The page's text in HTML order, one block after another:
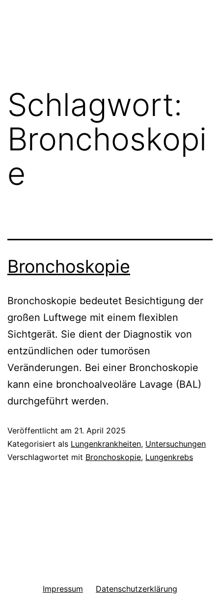
Schlagwort:
Bronchoskopi
e
Bronchoskopie
Bronchoskopie bedeutet Besichtigung der
großen Luftwege mit einem flexiblen
Sichtgerät. Sie dient der Diagnostik von
entzündlichen oder tumorösen
Veränderungen. Bei einer Bronchoskopie
kann eine bronchoalveoläre Lavage (BAL)
durchgeführt werden.
Veröffentlicht am 21. April 2025
Kategorisiert als Lungenkrankheiten, Untersuchungen
Verschlagwortet mit Bronchoskopie, Lungenkrebs
Impressum Datenschutzerklärung